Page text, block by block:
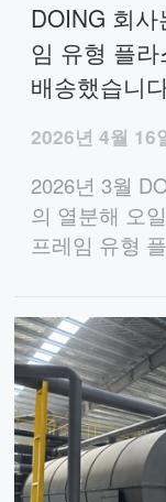
DOING 회
임 유형 플
배송했습니
2026년 4월 16
2026년 3월
의 열분해 오
프레임 유형